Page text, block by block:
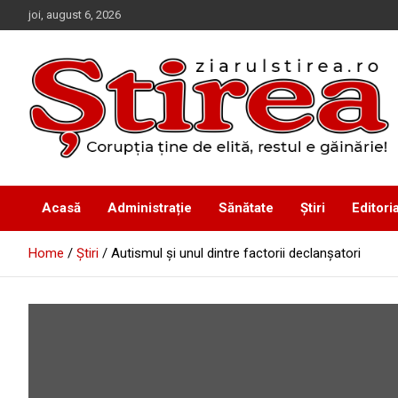
to
joi, august 6, 2026
Ziarul Știrea
Acasă Administrație Sănătate Știri
Home Știri Autismul şi unul dintre factorii declanşatori